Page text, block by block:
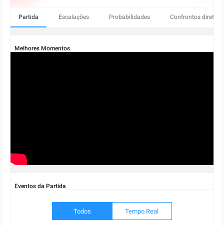
Partida Escalações Probabilidades Confrontos diretos
Melhores Momentos
Eventos da Partida
Todos Tempo Real